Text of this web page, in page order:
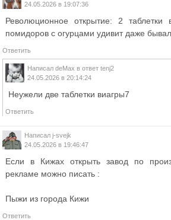
24.05.2026 в 19:07:36
Революционное открытие: 2
помидоров с огурцами удивит даже
Ответить
Написал deMax в ответ tenj2
24.05.2026 в 20:14:24
Неужели две таблетки виагры7
Ответить
Написал j-svejk
24.05.2026 в 19:46:47
Если в Кижах открыть завод по
рекламе можно писать :
Пыжи из города Кижи
Ответить